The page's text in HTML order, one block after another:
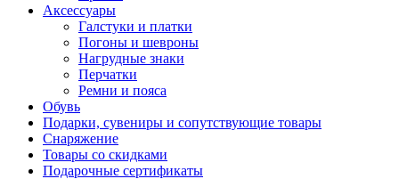
Аксессуары
Галстуки и платки
Погоны и шевроны
Нагрудные знаки
Перчатки
Ремни и пояса
Обувь
Подарки, сувениры и сопутствующие товары
Снаряжение
Товары со скидками
Подарочные сертификаты